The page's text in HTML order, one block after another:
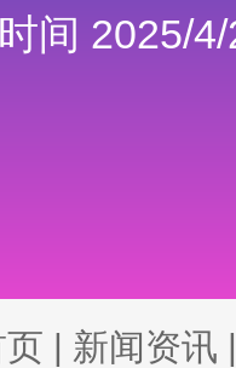
间 2025/
| 新闻资讯 |